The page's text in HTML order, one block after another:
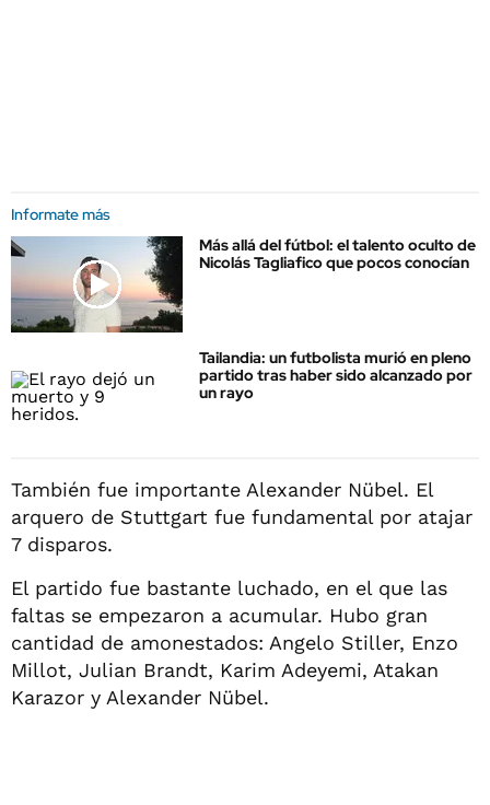
Informate más
Más allá del fútbol: el talento oculto de
Nicolás Tagliafico que pocos conocían
Tailandia: un futbolista murió en pleno
partido tras haber sido alcanzado por
un rayo
También fue importante Alexander Nübel. El
arquero de Stuttgart fue fundamental por atajar
7 disparos.
El partido fue bastante luchado, en el que las
faltas se empezaron a acumular. Hubo gran
cantidad de amonestados: Angelo Stiller, Enzo
Millot, Julian Brandt, Karim Adeyemi, Atakan
Karazor y Alexander Nübel.